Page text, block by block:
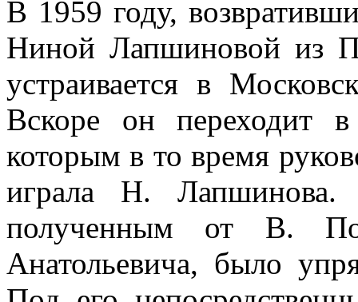
В 1959 году,
Ниной Лапшиновой из
устраивается в
Вскоре он переходит
которым в то время
играла Н.
полученным от В.
Анатольевича, было